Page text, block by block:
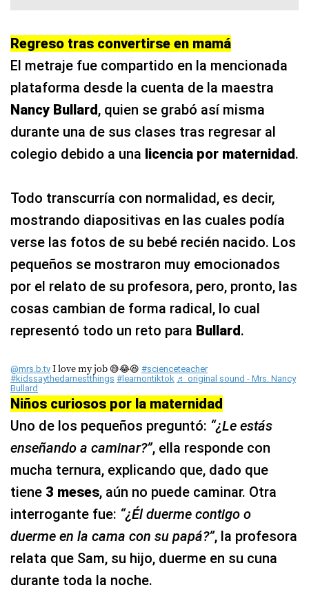
Regreso tras convertirse en mamá
El metraje fue compartido en la mencionada
plataforma desde la cuenta de la maestra
Nancy Bullard, quien se grabó así misma
durante una de sus clases tras regresar al
colegio debido a una licencia por maternidad.
Todo transcurría con normalidad, es decir,
mostrando diapositivas en las cuales podía
verse las fotos de su bebé recién nacido. Los
pequeños se mostraron muy emocionados
por el relato de su profesora, pero, pronto, las
cosas cambian de forma radical, lo cual
representó todo un reto para Bullard.
@mrs.b.tv I love my job 😅😂😆 #scienceteacher
#kidssaythedarnestthings #learnontiktok ♬ original sound - Mrs. Nancy
Bullard
Niños curiosos por la maternidad
Uno de los pequeños preguntó: “¿Le estás
enseñando a caminar?”, ella responde con
mucha ternura, explicando que, dado que
tiene 3 meses, aún no puede caminar. Otra
interrogante fue: “¿Él duerme contigo o
duerme en la cama con su papá?”, la profesora
relata que Sam, su hijo, duerme en su cuna
durante toda la noche.